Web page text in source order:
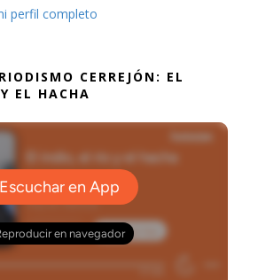
perfil completo
CERREJÓN: EL
EL HACHA